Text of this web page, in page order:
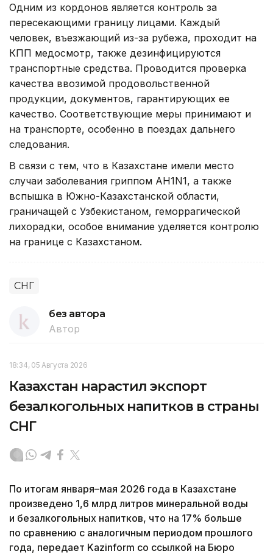
Одним из кордонов является контроль за
пересекающими границу лицами. Каждый
человек, въезжающий из-за рубежа, проходит на
КПП медосмотр, также дезинфицируются
транспортные средства. Проводится проверка
качества ввозимой продовольственной
продукции, документов, гарантирующих ее
качество. Соответствующие меры принимают и
на транспорте, особенно в поездах дальнего
следования.
В связи с тем, что в Казахстане имели место
случаи заболевания гриппом АН1N1, а также
вспышка в Южно-Казахстанской области,
граничащей с Узбекистаном, геморрагической
лихорадки, особое внимание уделяется контролю
на границе с Казахстаном.
СНГ
без автора
Автор
18:34, 05 Августа 2026
Казахстан нарастил экспорт
безалкогольных напитков в страны
СНГ
По итогам января–мая 2026 года в Казахстане
произведено 1,6 млрд литров минеральной воды
и безалкогольных напитков, что на 17% больше
по сравнению с аналогичным периодом прошлого
года, передает Kazinform со ссылкой на Бюро